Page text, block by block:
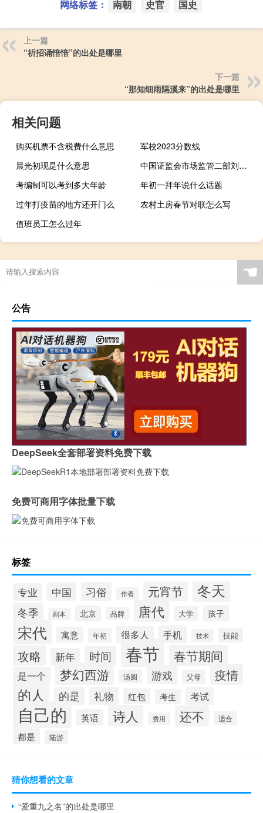
网络标签： 南朝 史官 国史
上一篇
“祈招诵愔愔”的出处是哪里
下一篇
“那知细雨隔溪来”的出处是哪里
相关问题
购买机票不含税费什么意思
军校2023分数线
晨光初现是什么意思
中国证监会市场监管二部刘云峰：将继续推动区域性股权市场高质量发展
考编制可以考到多大年龄
年初一拜年说什么话题
过年打疫苗的地方还开门么
农村土房春节对联怎么写
值班员工怎么过年
☚
公告
DeepSeek全套部署资料免费下载
免费可商用字体批量下载
标签
专业 中国 习俗 作者 元宵节 冬天
冬季 副本 北京 品牌 唐代 大学 孩子
宋代 寓意 年初 很多人 手机 技术 技能
攻略 新年 时间 春节 春节期间
是一个 梦幻西游 汤圆 游戏 父母 疫情
的人 的是 礼物 红包 考生 考试
自己的 英语 诗人 费用 还不 适合
都是 陆游
猜你想看的文章
“爱重九之名”的出处是哪里